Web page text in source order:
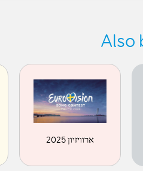
ארוויזיון 2025